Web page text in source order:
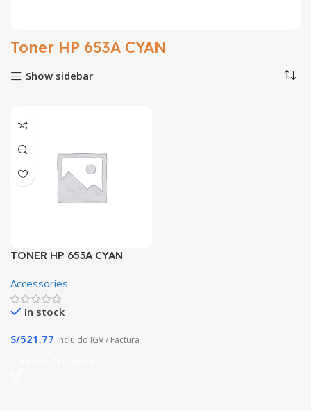
Toner HP 653A CYAN
Show sidebar
TONER HP 653A CYAN
Accessories
In stock
S/521.77 Incluido IGV / Factura